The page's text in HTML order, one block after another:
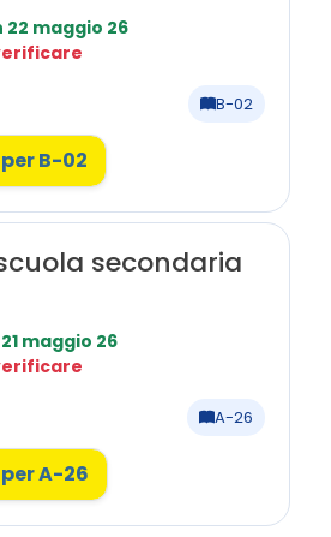
22 maggio 26
B-02
B-02
secondaria
maggio 26
A-26
A-26